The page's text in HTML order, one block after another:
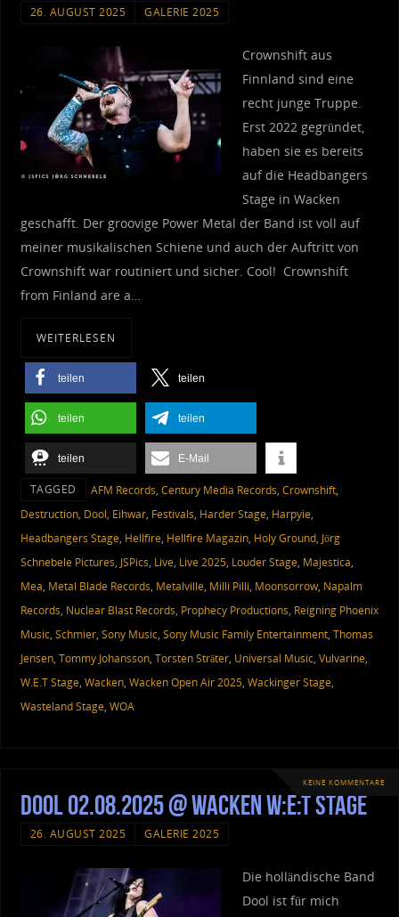
26. AUGUST 2025 GALERIE 2025
Crownshift aus
Finnland sind eine
recht junge Truppe.
Erst 2022 gegründet,
haben sie es bereits
auf die Headbangers
Stage in Wacken
geschafft. Der groovige Power Metal der Band ist voll auf
meiner musikalischen Schiene und auch der Auftritt von
Crownshift war routiniert und sicher. Cool! Crownshift
from Finland are a…
WEITERLESEN
teilen teilen
teilen teilen
teilen E-Mail
TAGGED AFM Records, Century Media Records, Crownshift,
Destruction, Dool, Eihwar, Festivals, Harder Stage, Harpyie,
Headbangers Stage, Hellfire, Hellfire Magazin, Holy Ground, Jörg
Schnebele Pictures, JSPics, Live, Live 2025, Louder Stage, Majestica,
Mea, Metal Blade Records, Metalville, Milli Pilli, Moonsorrow, Napalm
Records, Nuclear Blast Records, Prophecy Productions, Reigning Phoenix
Music, Schmier, Sony Music, Sony Music Family Entertainment, Thomas
Jensen, Tommy Johansson, Torsten Sträter, Universal Music, Vulvarine,
W.E.T Stage, Wacken, Wacken Open Air 2025, Wackinger Stage,
Wasteland Stage, WOA
KEINE KOMMENTARE
Dool 02.08.2025 @ Wacken W:E:T Stage
26. AUGUST 2025 GALERIE 2025
Die holländische Band
Dool ist für mich